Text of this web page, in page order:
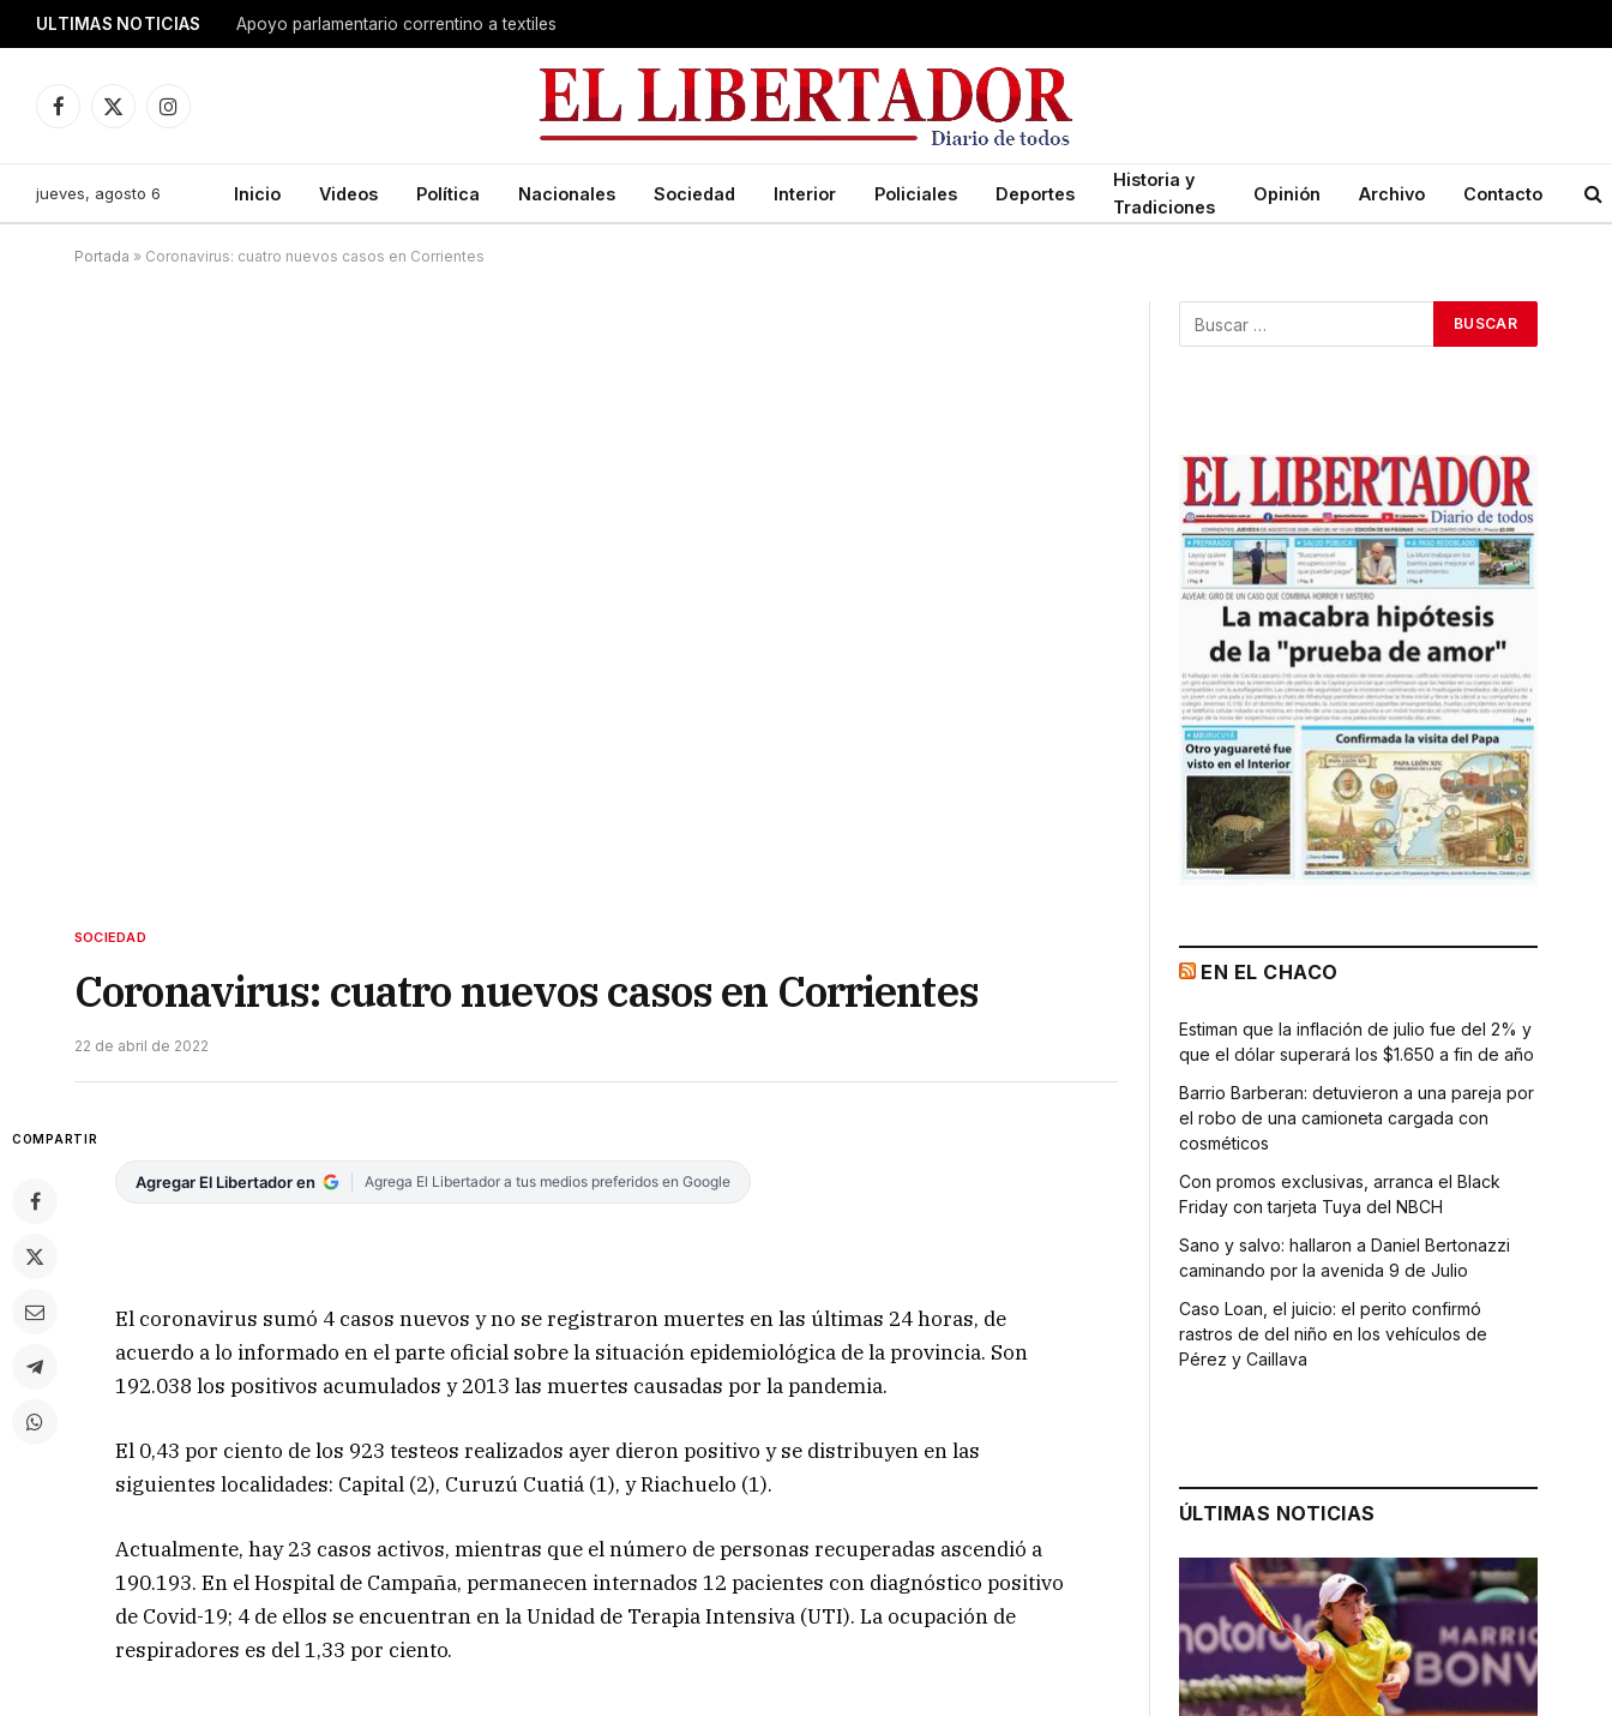
ULTIMAS NOTICIAS Apoyo parlamentario correntino a textiles
Facebook
X
Instagram
jueves, agosto 6 Inicio Videos Política Nacionales Sociedad Interior Policiales Deportes
Historia y
Tradiciones
Opinión Archivo Contacto
Portada » Coronavirus: cuatro nuevos casos en Corrientes
SOCIEDAD
Coronavirus: cuatro nuevos casos en Corrientes
22 de abril de 2022
COMPARTIR
Agregar El Libertador en Agrega El Libertador a tus medios preferidos en Google
El coronavirus sumó 4 casos nuevos y no se registraron muertes en las últimas 24 horas, de
acuerdo a lo informado en el parte oficial sobre la situación epidemiológica de la provincia. Son
192.038 los positivos acumulados y 2013 las muertes causadas por la pandemia.
El 0,43 por ciento de los 923 testeos realizados ayer dieron positivo y se distribuyen en las
siguientes localidades: Capital (2), Curuzú Cuatiá (1), y Riachuelo (1).
Actualmente, hay 23 casos activos, mientras que el número de personas recuperadas ascendió a
190.193. En el Hospital de Campaña, permanecen internados 12 pacientes con diagnóstico positivo
de Covid-19; 4 de ellos se encuentran en la Unidad de Terapia Intensiva (UTI). La ocupación de
respiradores es del 1,33 por ciento.
EN EL CHACO
Estiman que la inflación de julio fue del 2% y
que el dólar superará los $1.650 a fin de año
Barrio Barberan: detuvieron a una pareja por
el robo de una camioneta cargada con
cosméticos
Con promos exclusivas, arranca el Black
Friday con tarjeta Tuya del NBCH
Sano y salvo: hallaron a Daniel Bertonazzi
caminando por la avenida 9 de Julio
Caso Loan, el juicio: el perito confirmó
rastros de del niño en los vehículos de
Pérez y Caillava
ÚLTIMAS NOTICIAS